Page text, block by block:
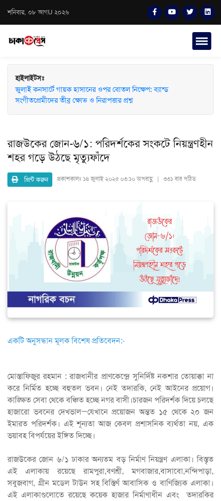
শনিবার, ০৮ আগU ২০২৬
হাইলাইটসঃ
জুলাই কনসার্টে গায়ক হাসানের ওপর বোতল নিক্ষেপ: ব্যান্ড
সংগীতপ্রেমীদের তীব্র ক্ষোভ ও নিরাপত্তার প্রশ্ন
রাজউকের জোন-৬/১: পরিদর্শকের সংকটে নিয়ন্ত্রণহীন
শহর গড়ে উঠছে মৃত্যুফাঁদে
প্রিন্ট করুন প্রকাশকালঃ ১৪ জুলাই ২০২৫ ০৩:১০ অপরাহ্ণ | ৩৩১ বার পঠিত
একটি অনুসন্ধান মূলক বিশেষ প্রতিবেদন:-
মোস্তাফিজুর রহমান : রাজধানীর প্রাণকেন্দ্রে সুনির্দিষ্ট নকশার তোয়াক্কা না
করে নির্মিত হচ্ছে বহুতল ভবন। নেই তদারকি, নেই আইনের প্রয়োগ।
কাঙ্ক্ষিত সেবা থেকে বঞ্চিত হচ্ছে নগর বাসী।চারজন পরিদর্শক দিয়ে চলছে
হাজারো ভবনের দেখভাল—যেখানে প্রয়োজন অন্তত ১৫ থেকে ২০ জন
ইমারত পরিদর্শক। এই শূন্যতা আজ কেবল প্রশাসনিক ব্যর্থতা নয়, এক
ভয়াবহ বিপর্যয়ের ইঙ্গিত দিচ্ছে।
রাজউকের জোন ৬/১ ঢাকার অন্যতম বড় নির্মাণ নিয়ন্ত্রণ এলাকা। বিস্তৃত
এই এলাকায় রয়েছে রামপুরা,বণশ্রী, মগবাজার,বাসাবো,নন্দিপাড়া,
সবুজবাগ, গ্রীন মডেল টাউন সহ বিস্তির্ণ আবাসিক ও বাণিজ্যিক এলাকা।
এই এলাকাগুলোতে রয়েছে কয়েক হাজার নির্মাণাধীন এবং তদারকির